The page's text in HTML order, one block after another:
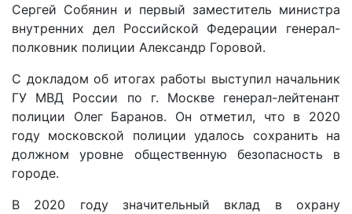
Сергей Собянин и первый заместитель министра
внутренних дел Российской Федерации генерал-
полковник полиции Александр Горовой.
С докладом об итогах работы выступил начальник
ГУ МВД России по г. Москве генерал-лейтенант
полиции Олег Баранов. Он отметил, что в 2020
году московской полиции удалось сохранить на
должном уровне общественную безопасность в
городе.
В 2020 году значительный вклад в охрану